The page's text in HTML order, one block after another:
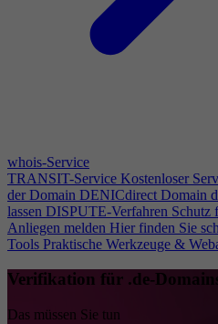
whois-Service
TRANSIT-Service Kostenloser
der Domain DENICdirect Domain
lassen DISPUTE-Verfahren Schutz
Anliegen melden Hier finden Sie
Tools Praktische Werkzeuge &
Verifikation für .de-
Das müssen Sie tun